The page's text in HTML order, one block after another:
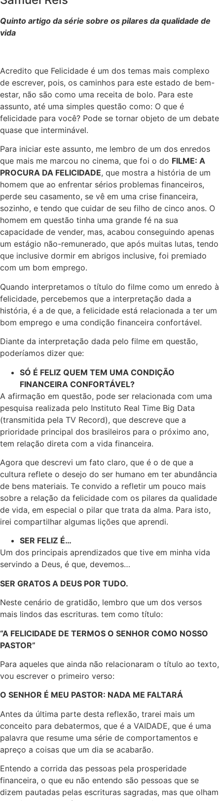
Quinto artigo da série sobre os pilares da qualidade de
vida
Acredito que Felicidade é um dos temas mais complexo
de escrever, pois, os caminhos para este estado de bem-
estar, não são como uma receita de bolo. Para este
assunto, até uma simples questão como: O que é
felicidade para você? Pode se tornar objeto de um debate
quase que interminável.
Para iniciar este assunto, me lembro de um dos enredos
que mais me marcou no cinema, que foi o do FILME: A
PROCURA DA FELICIDADE, que mostra a história de um
homem que ao enfrentar sérios problemas financeiros,
perde seu casamento, se vê em uma crise financeira,
sozinho, e tendo que cuidar de seu filho de cinco anos. O
homem em questão tinha uma grande fé na sua
capacidade de vender, mas, acabou conseguindo apenas
um estágio não-remunerado, que após muitas lutas, tendo
que inclusive dormir em abrigos inclusive, foi premiado
com um bom emprego.
Quando interpretamos o título do filme como um enredo à
felicidade, percebemos que a interpretação dada a
história, é a de que, a felicidade está relacionada a ter um
bom emprego e uma condição financeira confortável.
Diante da interpretação dada pelo filme em questão,
poderíamos dizer que:
SÓ É FELIZ QUEM TEM UMA CONDIÇÃO
FINANCEIRA CONFORTÁVEL?
A afirmação em questão, pode ser relacionada com uma
pesquisa realizada pelo Instituto Real Time Big Data
(transmitida pela TV Record), que descreve que a
prioridade principal dos brasileiros para o próximo ano,
tem relação direta com a vida financeira.
Agora que descrevi um fato claro, que é o de que a
cultura reflete o desejo do ser humano em ter abundância
de bens materiais. Te convido a refletir um pouco mais
sobre a relação da felicidade com os pilares da qualidade
de vida, em especial o pilar que trata da alma. Para isto,
irei compartilhar algumas lições que aprendi.
SER FELIZ É…
Um dos principais aprendizados que tive em minha vida
servindo a Deus, é que, devemos…
SER GRATOS A DEUS POR TUDO.
Neste cenário de gratidão, lembro que um dos versos
mais lindos das escrituras. tem como título:
“A FELICIDADE DE TERMOS O SENHOR COMO NOSSO
PASTOR”
Para aqueles que ainda não relacionaram o título ao texto,
vou escrever o primeiro verso:
O SENHOR É MEU PASTOR: NADA ME FALTARÁ
Antes da última parte desta reflexão, trarei mais um
conceito para debatermos, que é a VAIDADE, que é uma
palavra que resume uma série de comportamentos e
apreço a coisas que um dia se acabarão.
Entendo a corrida das pessoas pela prosperidade
financeira, o que eu não entendo são pessoas que se
dizem pautadas pelas escrituras sagradas, mas que olham